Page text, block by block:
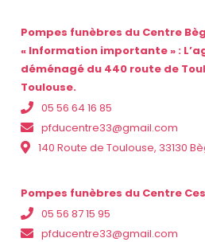
Pompes funèbres du Centre
« Information importante » :
déménagé du 440 route de
Toulouse.
05 56 64 16 85
pfducentre33@gmail.com
140 Route de Toulouse, 33130
Pompes funèbres du Centre
05 56 87 15 95
pfducentre33@gmail.com